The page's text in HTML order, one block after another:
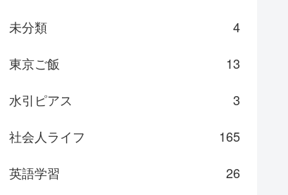
未分類
4
東京ご飯
13
水引ピアス
3
社会人ライフ
165
英語学習
26